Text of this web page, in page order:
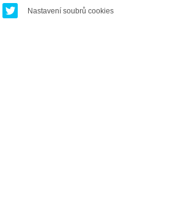
Nastavení soubrů cookies